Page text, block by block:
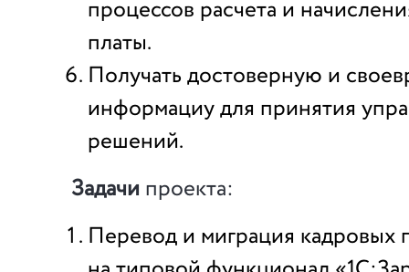
процессов расчета и
платы.
Получать достоверную и
информациу для принятия
решений.
Задачи проекта:
Перевод и миграция кадровых